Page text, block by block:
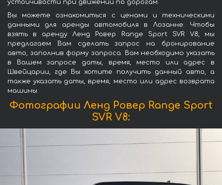
устойчивости при движении по дорогам.
Вы можете ознакомиться с ценами и техническими
данными для аренды автомобиля в Лозанне. Чтобы
взять в аренду Ленд Ровер Range Sport SVR V8, мы
предлагаем Вам сделать запрос на бронирование
авто, заполнив форму запроса. Вам необходимо указать
в Вашем запросе даты, время, место или адрес в
Швейцарии, где Вы хотите получить данный авто, а
также указать даты, время, место или адрес возврата
машины.
Фотографии Ленд Ровер Range Sport
SVR V8: